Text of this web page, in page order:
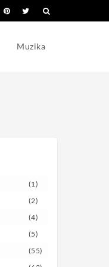
Muzika
(1)
(2)
(4)
(5)
(55)